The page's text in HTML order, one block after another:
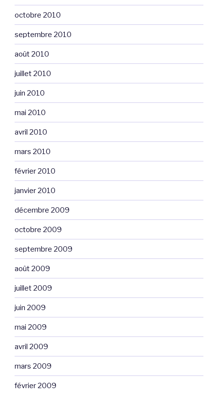
octobre 2010
septembre 2010
août 2010
juillet 2010
juin 2010
mai 2010
avril 2010
mars 2010
février 2010
janvier 2010
décembre 2009
octobre 2009
septembre 2009
août 2009
juillet 2009
juin 2009
mai 2009
avril 2009
mars 2009
février 2009